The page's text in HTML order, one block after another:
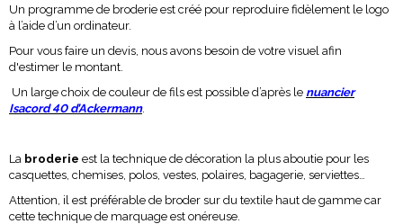
Un programme de broderie est créé pour reproduire fidèlement le logo
à l’aide d’un ordinateur.
Pour vous faire un devis, nous avons besoin de votre visuel afin
d'estimer le montant.
Un large choix de couleur de fils est possible d’après le nuancier
Isacord 40 d’Ackermann.
La broderie est la technique de décoration la plus aboutie pour les
casquettes, chemises, polos, vestes, polaires, bagagerie, serviettes…
Attention, il est préférable de broder sur du textile haut de gamme car
cette technique de marquage est onéreuse.